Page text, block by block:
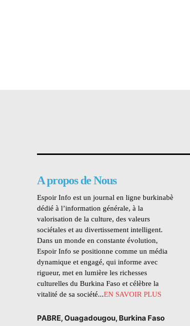
A propos de Nous
Espoir Info est un journal en ligne burkinabè
dédié à l’information générale, à la
valorisation de la culture, des valeurs
sociétales et au divertissement intelligent.
Dans un monde en constante évolution,
Espoir Info se positionne comme un média
dynamique et engagé, qui informe avec
rigueur, met en lumière les richesses
culturelles du Burkina Faso et célèbre la
vitalité de sa société...EN SAVOIR PLUS
PABRE, Ouagadougou, Burkina Faso